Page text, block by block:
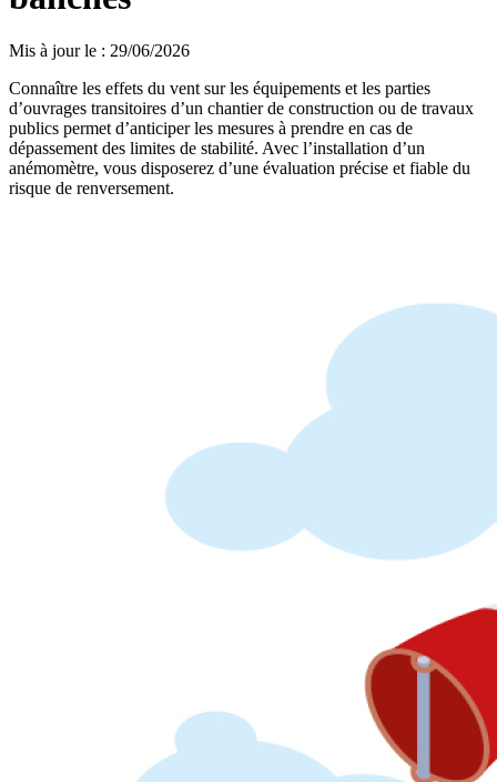
Mis à jour le : 29/06/2026
Connaître les effets du vent sur les équipements et les parties
d’ouvrages transitoires d’un chantier de construction ou de travaux
publics permet d’anticiper les mesures à prendre en cas de
dépassement des limites de stabilité. Avec l’installation d’un
anémomètre, vous disposerez d’une évaluation précise et fiable du
risque de renversement.